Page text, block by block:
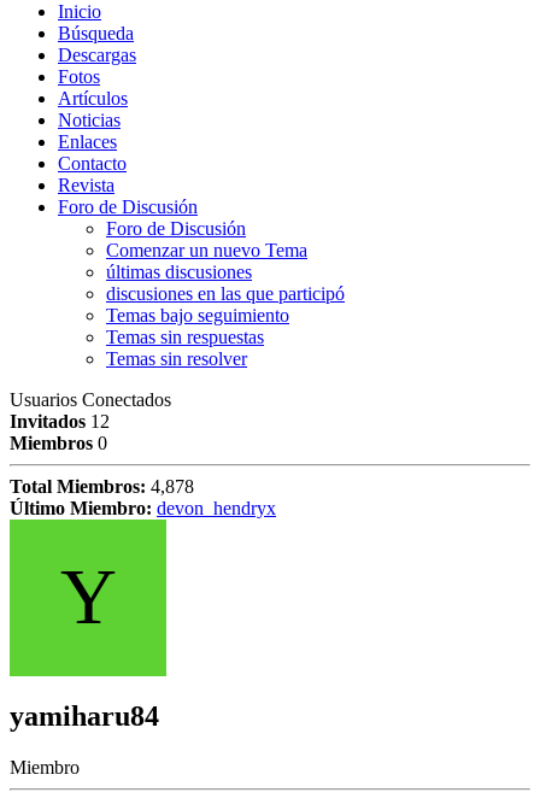
Inicio
Búsqueda
Descargas
Fotos
Artículos
Noticias
Enlaces
Contacto
Revista
Foro de Discusión
Foro de Discusión
Comenzar un nuevo Tema
últimas discusiones
discusiones en las que participó
Temas bajo seguimiento
Temas sin respuestas
Temas sin resolver
Usuarios Conectados
Invitados 12
Miembros 0
Total Miembros: 4,878
Último Miembro: devon_hendryx
Y
yamiharu84
Miembro